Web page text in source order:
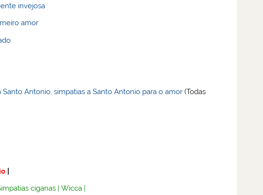
invejosa
amor
Antonio, simpatias a Santo Antonio para o amor (Todas
ciganas |Wicca |